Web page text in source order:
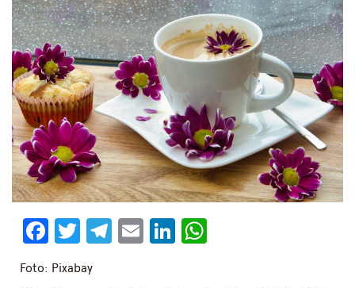
Facebook
Twitter
Telegram
EmailLinkedIn
Foto: Pixabay